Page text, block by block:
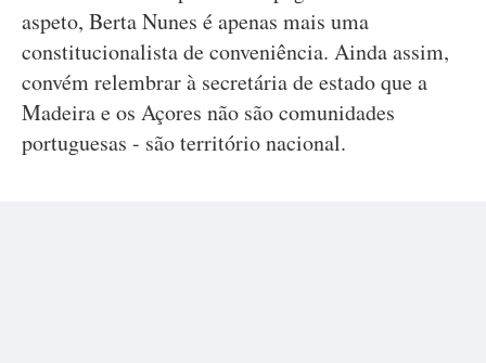
aspeto, Berta Nunes é apenas mais uma
constitucionalista de conveniência. Ainda assim,
convém relembrar à secretária de estado que a
Madeira e os Açores não são comunidades
portuguesas - são território nacional.